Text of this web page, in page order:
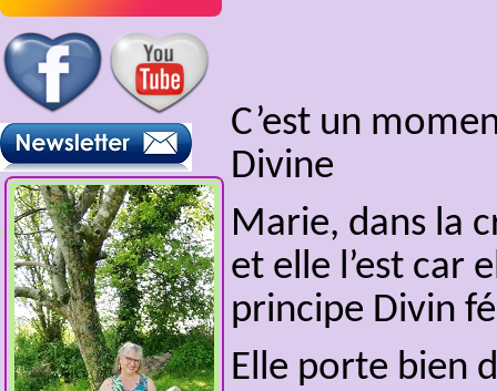
C’est un
Divine
Marie, dans la
et elle l’est car
principe Divin
Elle porte bien